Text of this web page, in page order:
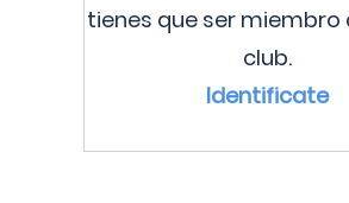
tienes que ser miembro
club.
Identificate